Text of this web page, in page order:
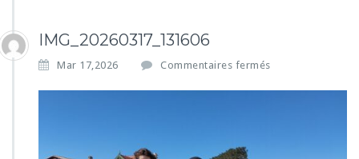
IMG_20260317_131606
Mar 17,2026 Commentaires fermés